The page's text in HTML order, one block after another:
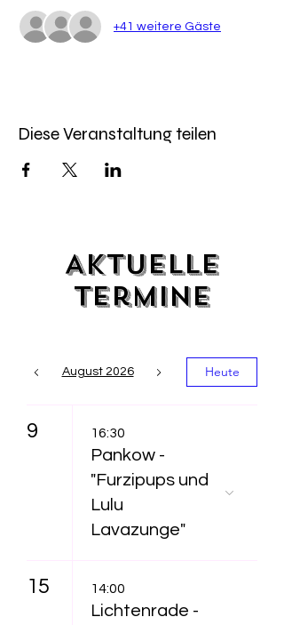
+41 weitere Gäste
Diese Veranstaltung teilen
Aktuelle
Termine
August 2026 Heute
9 16:30
Pankow -
"Furzipups und
Lulu
Lavazunge"
15 14:00
Lichtenrade -